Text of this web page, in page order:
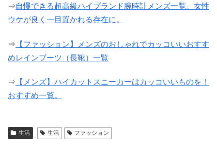
⇒自慢できる超高級ハイブランド腕時計メンズ一覧。女性
ウケが良く一目置かれる存在に。
⇒ 【ファッション】メンズのおしゃれでカッコいいおすす
めレインブーツ（長靴）一覧
⇒ 【メンズ】ハイカットスニーカーはカッコいいものを！
おすすめ一覧。
生活 生活 ファッション